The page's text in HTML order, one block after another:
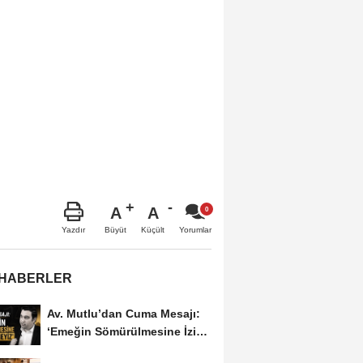
Yazdır
A
Büyüt
A
Küçült Yorumlar
Av. Mutlu’dan Cuma Mesajı:
‘Emeğin Sömürülmesine İzin